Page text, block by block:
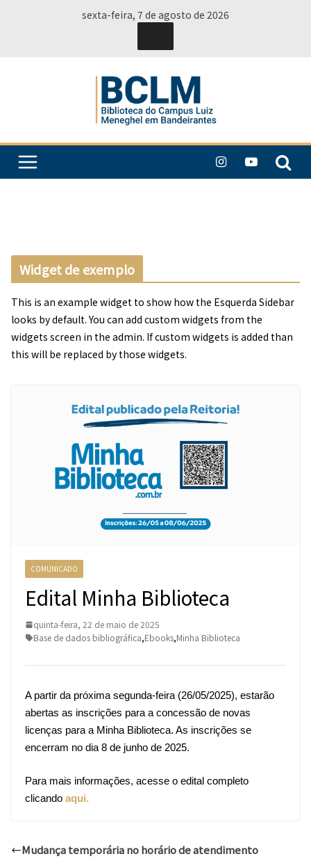
sexta-feira, 7 de agosto de 2026
COMUNICADO
Edital Minha Biblioteca
quinta-feira, 22 de maio de 2025
Base de dados bibliográfica,Ebooks,Minha Biblioteca
A partir da próxima segunda-feira (26/05/2025), estarão
abertas as inscrições para a concessão de novas
licenças para a Minha Biblioteca. As inscrições se
encerram no dia 8 de junho de 2025.
Para mais informações, acesse o edital completo
clicando aqui.
Mudança temporária no horário de atendimento
Widget de exemplo
This is an example widget to show how the Esquerda Sidebar
looks by default. You can add custom widgets from the
widgets screen in the admin. If custom widgets is added than
this will be replaced by those widgets.